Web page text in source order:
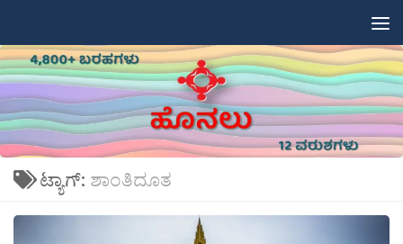
ಟ್ಯಾಗ್: ಶಾಂತಿದೂತ